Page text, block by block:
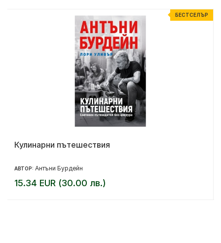
БЕСТСЕЛЪР
Кулинарни пътешествия
АВТОР: Антъни Бурдейн
15.34 EUR (30.00 лв.)